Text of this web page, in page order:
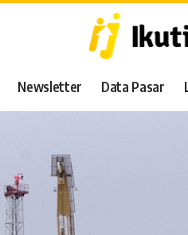
Newsletter Data Pasar